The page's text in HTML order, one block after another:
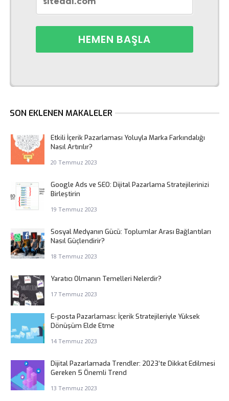
SON EKLENEN MAKALELER
Etkili İçerik Pazarlaması Yoluyla Marka Farkındalığı
Nasıl Artırılır?
20 Temmuz 2023
Google Ads ve SEO: Dijital Pazarlama Stratejilerinizi
Birleştirin
19 Temmuz 2023
Sosyal Medyanın Gücü: Toplumlar Arası Bağlantıları
Nasıl Güçlendirir?
18 Temmuz 2023
Yaratıcı Olmanın Temelleri Nelerdir?
17 Temmuz 2023
E-posta Pazarlaması: İçerik Stratejileriyle Yüksek
Dönüşüm Elde Etme
14 Temmuz 2023
Dijital Pazarlamada Trendler: 2023’te Dikkat Edilmesi
Gereken 5 Önemli Trend
13 Temmuz 2023